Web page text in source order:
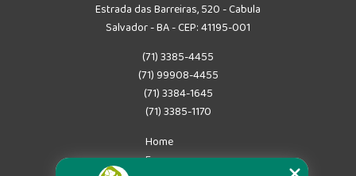
Estrada das Barreiras, 520 - Cabula
Salvador - BA - CEP: 41195-001
(71) 3385-4455
(71) 99908-4455
(71) 3384-1645
(71) 3385-1170
Home
Empresa